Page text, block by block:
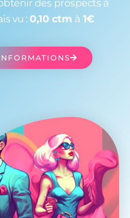
des prospects à
vu : 0,10 ctm à 1€